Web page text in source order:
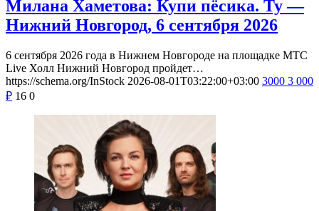
Милана Хаметова: Купи пёсика. Ту —
Нижний Новгород, 6 сентября 2026
6 сентября 2026 года в Нижнем Новгороде на площадке МТС
Live Холл Нижний Новгород пройдет…
https://schema.org/InStock 2026-08-01T03:22:00+03:00 3000 3 000
₽ 16 0